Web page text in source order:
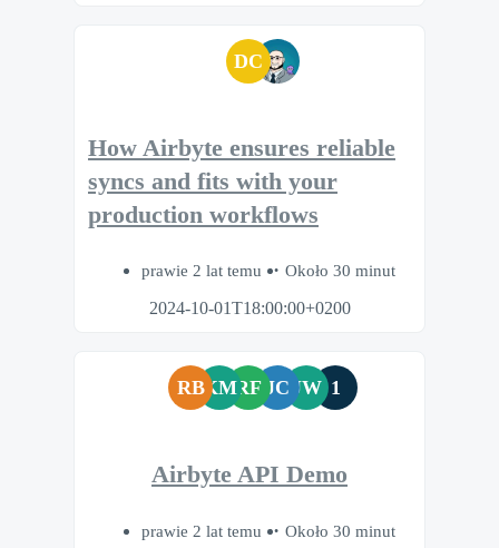
DC
How Airbyte ensures reliable
syncs and fits with your
production workflows
prawie 2 lat temu
Około 30 minut
2024-10-01T18:00:00+0200
RBKMRF JC JW 1
Airbyte API Demo
prawie 2 lat temu Około 30 minut